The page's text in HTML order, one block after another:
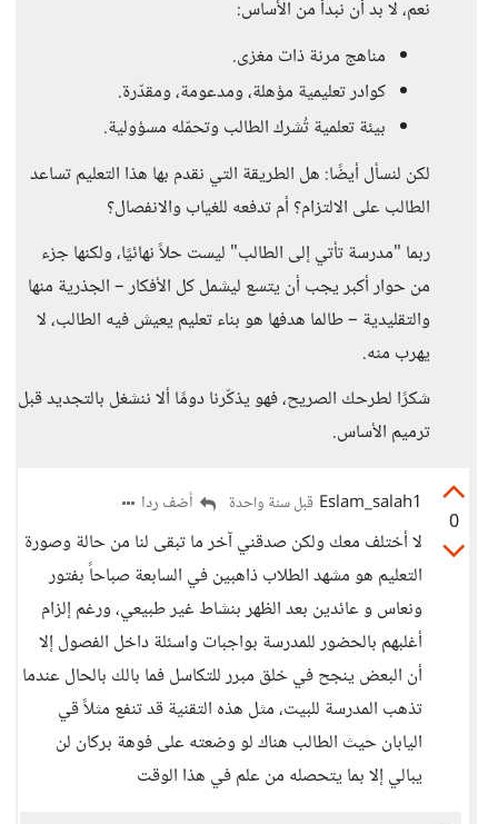
نعم، لا بد أن نبدأ من الأساس:
مناهج مرنة ذات مغزى.
كوادر تعليمية مؤهلة، ومدعومة، ومقدّرة.
بيئة تعلمية تُشرك الطالب وتحمّله مسؤولية.
لكن لنسأل أيضًا: هل الطريقة التي نقدم بها هذا التعليم تساعد
الطالب على الالتزام؟ أم تدفعه للغياب والانفصال؟
ربما "مدرسة تأتي إلى الطالب" ليست حلاً نهائيًا، ولكنها جزء
من حوار أكبر يجب أن يتسع ليشمل كل الأفكار – الجذرية منها
والتقليدية – طالما هدفها هو بناء تعليم يعيش فيه الطالب، لا
يهرب منه.
شكرًا لطرحك الصريح، فهو يذكّرنا دومًا ألا ننشغل بالتجديد قبل
ترميم الأساس.
0
Eslam_salah1 قبل سنة واحدة أضف ردا
لا أختلف معك ولكن صدقني آخر ما تبقى لنا من حالة وصورة
التعليم هو مشهد الطلاب ذاهبين في السابعة صباحاً بفتور
ونعاس و عائدين بعد الظهر بنشاط غير طبيعي، ورغم إلزام
أغلبهم بالحضور للمدرسة بواجبات واسئلة داخل الفصول إلا
أن البعض ينجح في خلق مبرر للتكاسل فما بالك بالحال عندما
تذهب المدرسة للبيت، مثل هذه التقنية قد تنفع مثلاً قي
اليابان حيث الطالب هناك لو وضعته على فوهة بركان لن
يبالي إلا بما يتحصله من علم في هذا الوقت